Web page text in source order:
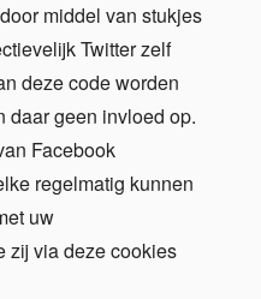
middel van stukjes
Twitter zelf
deze code worden
daar geen invloed op.
Facebook
regelmatig kunnen
uw
zij via deze cookies